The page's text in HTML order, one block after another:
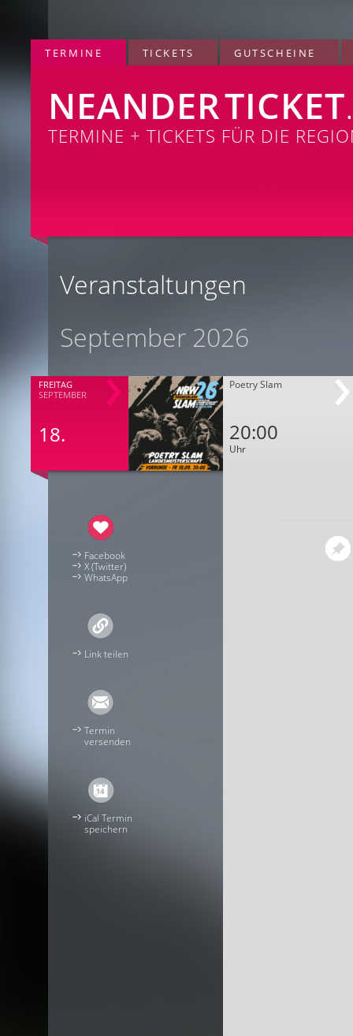
TERMINE TICKETS GUTSCHEINE
NEANDERTICKET
TERMINE + TICKETS FÜR DIE
Veranstaltungen
September 2026
FREITAG
SEPTEMBER
18.
Poetry Slam
20:00
Uhr
Facebook
X (Twitter)
WhatsApp
Link teilen
Termin
versenden
iCal Termin
speichern